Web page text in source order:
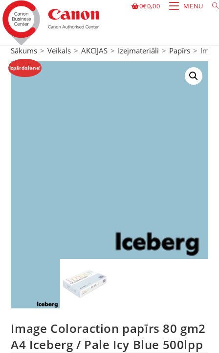
0€0,00 MENU
Sākums > Veikals > AKCIJAS > Izejmateriāli > Papīrs >
Izpārdošana!
Image Coloraction papīrs 80 gm2
A4 Iceberg / Pale Icy Blue 500lpp